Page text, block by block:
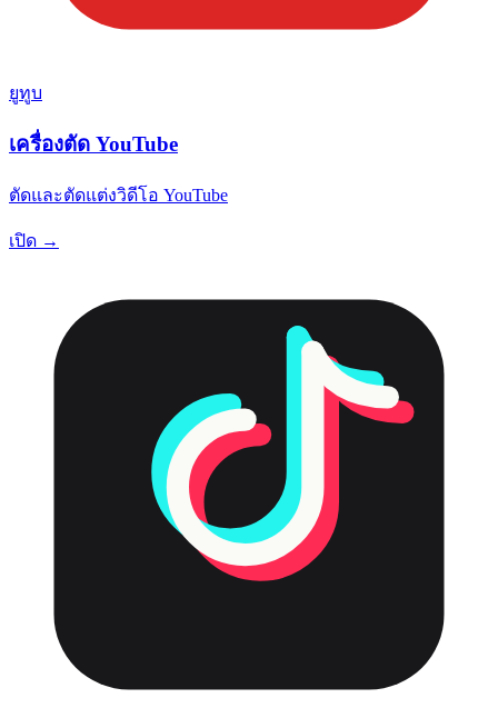
ยูทูบ
เครื่องตัด YouTube
ตัดและตัดแต่งวิดีโอ YouTube
เปิด →